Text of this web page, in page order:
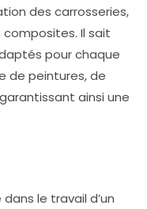
des carrosseries,
composites. Il sait
pour chaque
de peintures, de
ainsi une
le travail d’un